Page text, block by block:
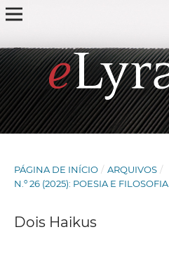
PÁGINA DE INÍCIO / ARQUIVOS /
N.º 26 (2025): POESIA E FILOSOFIA
Dois Haikus